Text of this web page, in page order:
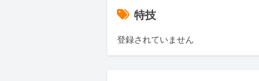
特技
登録されていません